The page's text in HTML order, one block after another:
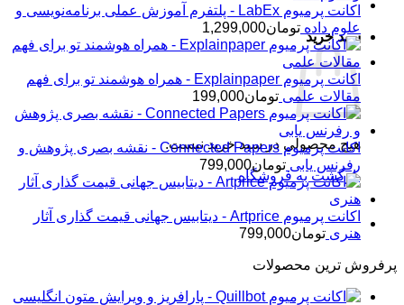
سبد خرید
هیچ محصولی در سبد خرید نیست.
بازگشت به فروشگاه
اکانت پرمیوم LabEx - پلتفرم آموزش عملی برنامه‌نویسی و
علوم داده تومان1,299,000
اکانت پرمیوم Explainpaper - همراه هوشمند تو برای فهم
مقالات علمی تومان199,000
اکانت پرمیوم Connected Papers - نقشه بصری پژوهش و
رفرنس یابی تومان799,000
اکانت پرمیوم Artprice - دیتابیس جهانی قیمت ‌گذاری آثار
هنری تومان799,000
پرفروش ترین محصولات